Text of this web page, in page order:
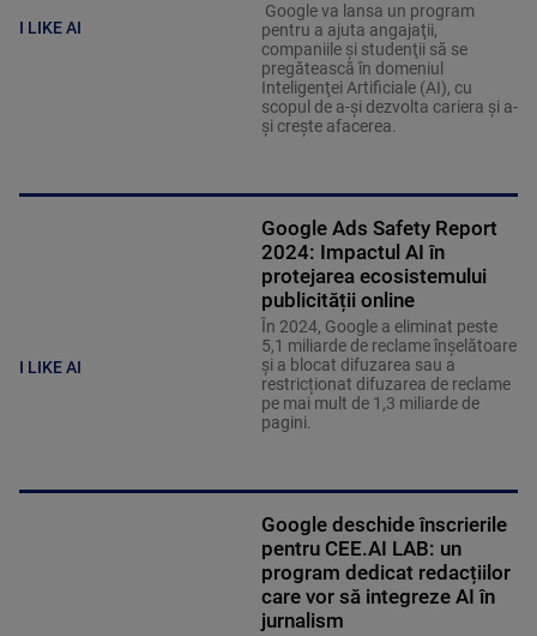
I LIKE AI
Google va lansa un program
pentru a ajuta angajaţii,
companiile şi studenţii să se
pregătească în domeniul
Inteligenţei Artificiale (AI), cu
scopul de a-şi dezvolta cariera şi a-
şi creşte afacerea.
I LIKE AI
Google Ads Safety Report
2024: Impactul AI în
protejarea ecosistemului
publicității online
În 2024, Google a eliminat peste
5,1 miliarde de reclame înşelătoare
și a blocat difuzarea sau a
restricționat difuzarea de reclame
pe mai mult de 1,3 miliarde de
pagini.
Google deschide înscrierile
pentru CEE.AI LAB: un
program dedicat redacțiilor
care vor să integreze AI în
jurnalism